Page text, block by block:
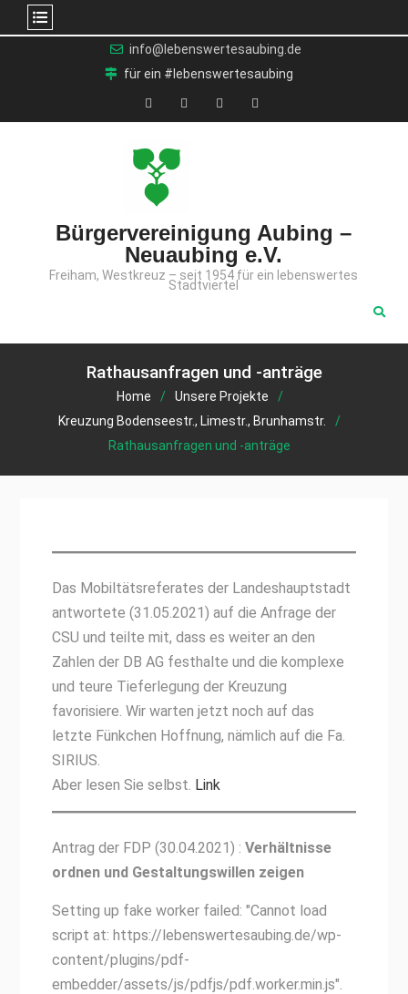
info@lebenswertesaubing.de
für ein #lebenswertesaubing
X
(Twitter)
FacebookYouTubeInstagram
Bürgervereinigung Aubing –
Neuaubing e.V.
Freiham, Westkreuz – seit 1954 für ein lebenswertes
Stadtviertel
Rathausanfragen und -anträge
Home
Unsere Projekte
Kreuzung Bodenseestr., Limestr., Brunhamstr.
Rathausanfragen und -anträge
Das Mobiltätsreferates der Landeshauptstadt
antwortete (31.05.2021) auf die Anfrage der
CSU und teilte mit, dass es weiter an den
Zahlen der DB AG festhalte und die komplexe
und teure Tieferlegung der Kreuzung
favorisiere. Wir warten jetzt noch auf das
letzte Fünkchen Hoffnung, nämlich auf die Fa.
SIRIUS.
Aber lesen Sie selbst. Link
Antrag der FDP (30.04.2021) : Verhältnisse
ordnen und Gestaltungswillen zeigen
Setting up fake worker failed: "Cannot load
script at: https://lebenswertesaubing.de/wp-
content/plugins/pdf-
embedder/assets/js/pdfjs/pdf.worker.min.js".